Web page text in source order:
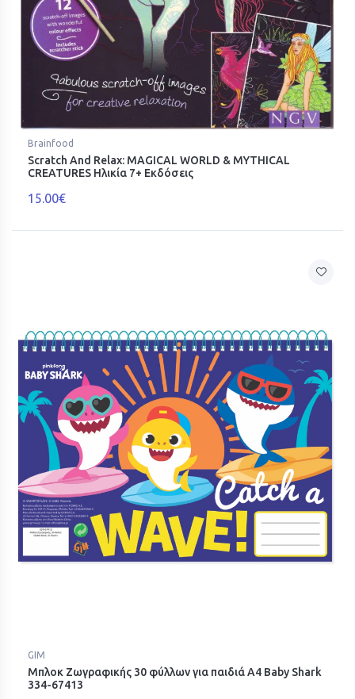
Brainfood
Scratch And Relax: MAGICAL WORLD & MYTHICAL
CREATURES Ηλικία 7+ Εκδόσεις
15.00€
GIM
Μπλοκ Ζωγραφικής 30 φύλλων για παιδιά Α4 Baby Shark
334-67413